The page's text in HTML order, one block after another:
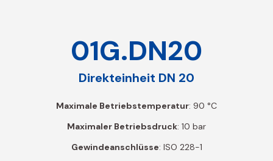
01G.DN20
Direkteinheit DN 20
Maximale Betriebstemperatur: 90 °C
Maximaler Betriebsdruck: 10 bar
Gewindeanschlüsse: ISO 228-1